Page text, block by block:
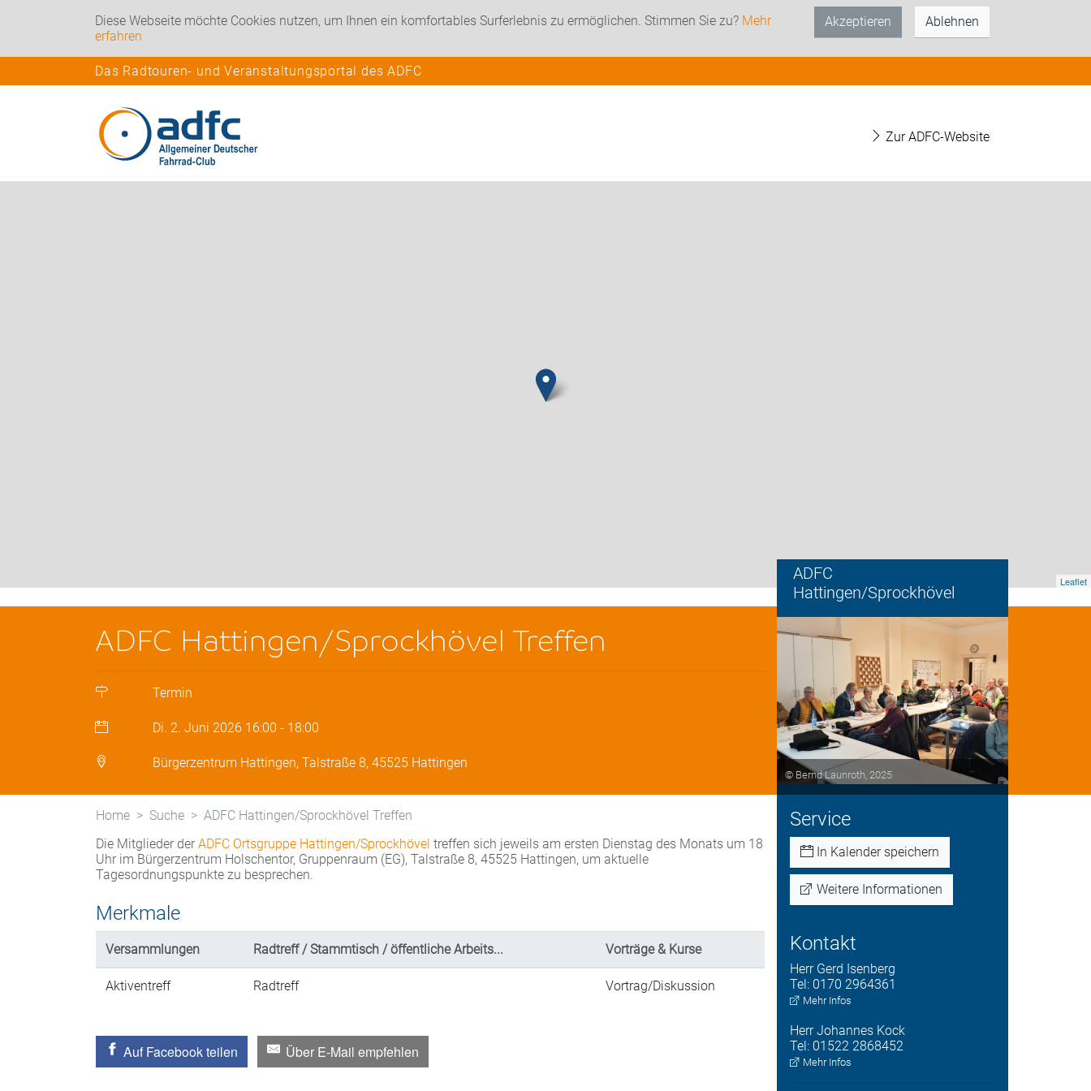
Diese Webseite möchte Cookies nutzen, um Ihnen ein komfortables Surferlebnis zu ermöglichen. Stimmen Sie zu? Mehr
erfahren
Akzeptieren Ablehnen
Das Radtouren- und Veranstaltungsportal des ADFC
Zur ADFC-Website
Leaflet
ADFC
Hattingen/Sprockhövel
ADFC Hattingen/Sprockhövel Treffen
Termin
Di. 2. Juni 2026 16:00 - 18:00
Bürgerzentrum Hattingen, Talstraße 8, 45525 Hattingen
© Bernd Launroth, 2025
Service
In Kalender speichern
Weitere Informationen
Kontakt
Herr Gerd Isenberg
Tel: 0170 2964361
Mehr Infos
Herr Johannes Kock
Tel: 01522 2868452
Mehr Infos
Home Suche
ADFC Hattingen/Sprockhövel Treffen
Die Mitglieder der ADFC Ortsgruppe Hattingen/Sprockhövel treffen sich jeweils am ersten Dienstag des Monats um 18
Uhr im Bürgerzentrum Holschentor, Gruppenraum (EG), Talstraße 8, 45525 Hattingen, um aktuelle
Tagesordnungspunkte zu besprechen.
Merkmale
Versammlungen Radtreff / Stammtisch / öffentliche Arbeits... Vorträge & Kurse
Aktiventreff Radtreff Vortrag/Diskussion
Auf Facebook teilen Über E-Mail empfehlen